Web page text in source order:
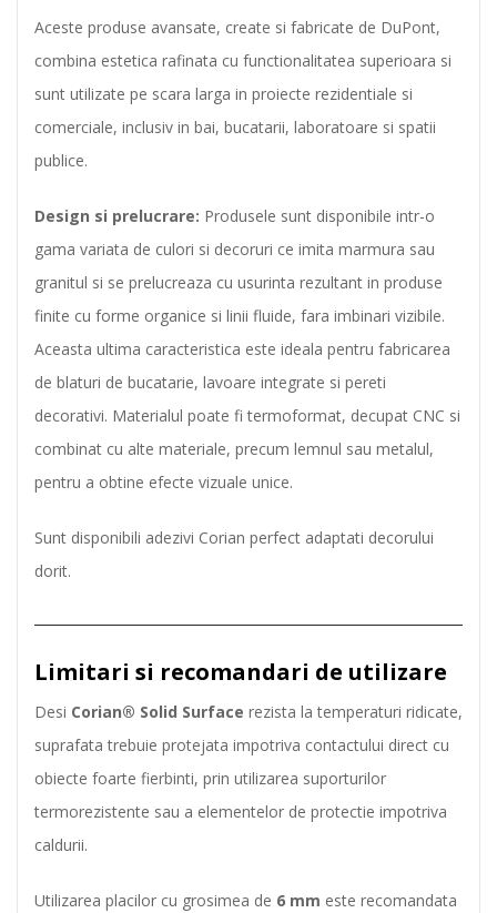
Aceste produse avansate, create si fabricate de DuPont,
combina estetica rafinata cu functionalitatea superioara si
sunt utilizate pe scara larga in proiecte rezidentiale si
comerciale, inclusiv in bai, bucatarii, laboratoare si spatii
publice.
Design si prelucrare: Produsele sunt disponibile intr-o
gama variata de culori si decoruri ce imita marmura sau
granitul si se prelucreaza cu usurinta rezultant in produse
finite cu forme organice si linii fluide, fara imbinari vizibile.
Aceasta ultima caracteristica este ideala pentru fabricarea
de blaturi de bucatarie, lavoare integrate si pereti
decorativi. Materialul poate fi termoformat, decupat CNC si
combinat cu alte materiale, precum lemnul sau metalul,
pentru a obtine efecte vizuale unice.
Sunt disponibili adezivi Corian perfect adaptati decorului
dorit.
Limitari si recomandari de utilizare
Desi Corian® Solid Surface rezista la temperaturi ridicate,
suprafata trebuie protejata impotriva contactului direct cu
obiecte foarte fierbinti, prin utilizarea suporturilor
termorezistente sau a elementelor de protectie impotriva
caldurii.
Utilizarea placilor cu grosimea de 6 mm este recomandata